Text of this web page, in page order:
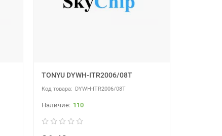
TONYU DYWH-ITR2006/08T
DYWH-ITR2006/08T
110